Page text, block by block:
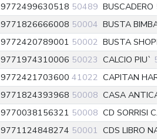
9772499630518 50489 BUSCADERO
9771826666008 50004 BUSTA BIMBA
9772420789001 50002 BUSTA
9771974310006 50023 CALCIO PIU`
9772421703600 41022 CAPITAN
9771824393968 50008 CASA ANTICA
9770038156321 50008 CD SORRISI
9771124848274 50001 CDS LIBRO